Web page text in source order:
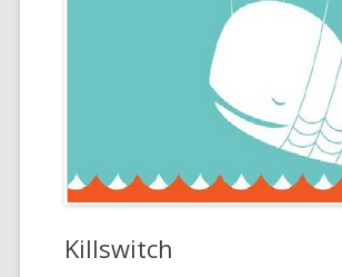
Killswitch